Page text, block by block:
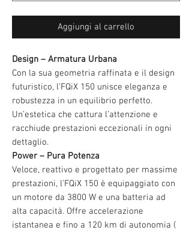
Aggiungi al carrello
Design – Armatura Urbana
Con la sua geometria raffinata e il design
futuristico, l’FQiX 150 unisce eleganza e
robustezza in un equilibrio perfetto.
Un’estetica che cattura l’attenzione e
racchiude prestazioni eccezionali in ogni
dettaglio.
Power – Pura Potenza
Veloce, reattivo e progettato per massime
prestazioni, l’FQiX 150 è equipaggiato con
un motore da 3800 W e una batteria ad
alta capacità. Offre accelerazione
istantanea e fino a 120 km di autonomia (